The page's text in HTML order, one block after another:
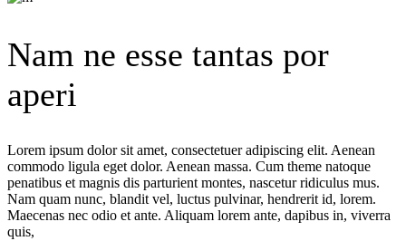
Nam ne esse tantas por
aperi
Lorem ipsum dolor sit amet, consectetuer adipiscing elit. Aenean
commodo ligula eget dolor. Aenean massa. Cum theme natoque
penatibus et magnis dis parturient montes, nascetur ridiculus mus.
Nam quam nunc, blandit vel, luctus pulvinar, hendrerit id, lorem.
Maecenas nec odio et ante. Aliquam lorem ante, dapibus in, viverra
quis,